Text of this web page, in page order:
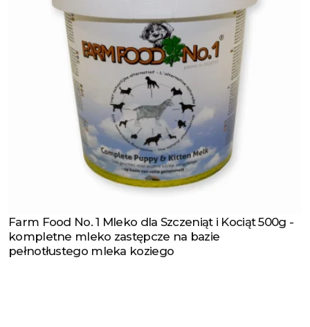
Zobacz produkt
Farm Food No. 1 Mleko dla Szczeniąt i Kociąt 500g -
kompletne mleko zastępcze na bazie
pełnotłustego mleka koziego